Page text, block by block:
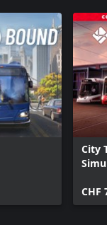
City
CHF